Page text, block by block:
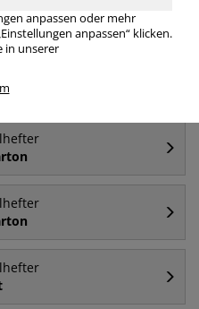
anpassen oder mehr
anpassen“ klicken.
in unserer